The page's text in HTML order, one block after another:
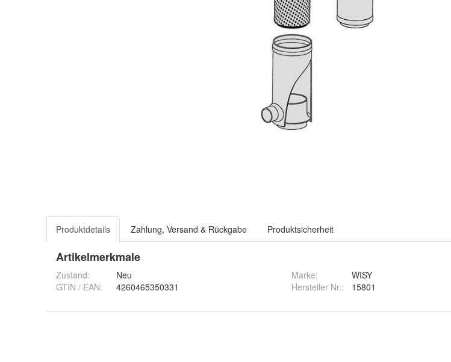
Produktdetails Zahlung, Versand & Rückgabe Produktsicherheit
Artikelmerkmale
Zustand:
Neu
GTIN / EAN:
4260465350331
Marke:
WISY
Hersteller Nr.:
15801